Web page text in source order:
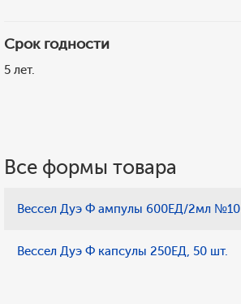
Срок годности
5 лет.
Все формы товара
Вессел Дуэ Ф ампулы 600ЕД/2мл №10
Вессел Дуэ Ф капсулы 250ЕД, 50 шт.